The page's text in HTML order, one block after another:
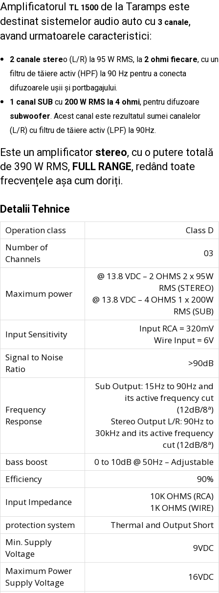
Amplificatorul TL 1500 de la Taramps este
destinat sistemelor audio auto cu 3 canale,
avand urmatoarele caracteristici:
2 canale stereo (L/R) la 95 W RMS, la 2 ohmi fiecare, cu un
filtru de tăiere activ (HPF) la 90 Hz pentru a conecta
difuzoarele ușii și portbagajului.
1 canal SUB cu 200 W RMS la 4 ohmi, pentru difuzoare
subwoofer. Acest canal este rezultatul sumei canalelor
(L/R) cu filtru de tăiere activ (LPF) la 90Hz.
Este un amplificator stereo, cu o putere totală
de 390 W RMS, FULL RANGE, redând toate
frecvențele așa cum doriți.
Detalii Tehnice
Operation class
Class D
Number of
Channels
03
Maximum power
@ 13.8 VDC – 2 OHMS 2 x 95W
RMS (STEREO)
@ 13.8 VDC – 4 OHMS 1 x 200W
RMS (SUB)
Input Sensitivity
Input RCA = 320mV
Wire Input = 6V
Signal to Noise
Ratio
>90dB
Frequency
Response
Sub Output: 15Hz to 90Hz and
its active frequency cut
(12dB/8ª)
Stereo Output L/R: 90Hz to
30kHz and its active frequency
cut (12dB/8ª)
bass boost
0 to 10dB @ 50Hz – Adjustable
Efficiency
90%
Input Impedance
10K OHMS (RCA)
1K OHMS (WIRE)
protection system
Thermal and Output Short
Min. Supply
Voltage
9VDC
Maximum Power
Supply Voltage
16VDC